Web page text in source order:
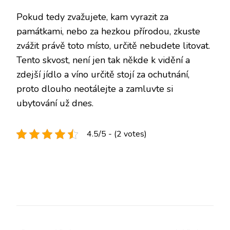
Pokud tedy zvažujete, kam vyrazit za
památkami, nebo za hezkou přírodou, zkuste
zvážit právě toto místo, určitě nebudete litovat.
Tento skvost, není jen tak někde k vidění a
zdejší jídlo a víno určitě stojí za ochutnání,
proto dlouho neotálejte a zamluvte si
ubytování už dnes.
4.5/5 - (2 votes)